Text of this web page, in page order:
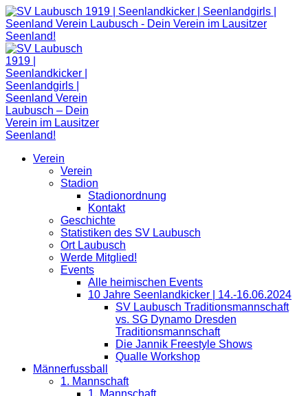
Zum
Inhalt
springen
Verein
Verein
Stadion
Stadionordnung
Kontakt
Geschichte
Statistiken des SV Laubusch
Ort Laubusch
Werde Mitglied!
Events
Alle heimischen Events
10 Jahre Seenlandkicker | 14.-16.06.2024
SV Laubusch Traditionsmannschaft
vs. SG Dynamo Dresden
Traditionsmannschaft
Die Jannik Freestyle Shows
Qualle Workshop
Männerfussball
1. Mannschaft
1. Mannschaft